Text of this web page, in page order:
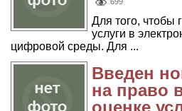
Для того, чтобы
услуги в
цифровой среды. Для ...
Введен
на право
оценке